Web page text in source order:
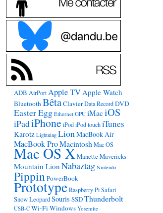
ADB AirPort Apple TVApple Watch
BluetoothBêtaClavier Data Record DVD
Easter Egg Ethernet GPU iMaciOS
iPadiPhone iPod iPod touch iTunes
Karotz Lightning LionMacBook Air
MacBook ProMacintosh Mac OS
Mac OS X Manette Mavericks
Mountain Lion Nabaztag Nintendo
PippinPowerBook
Prototype Raspberry Pi Safari
Snow LeopardSouris SSDThunderbolt
USB-C Wi-FiWindows Yosemite